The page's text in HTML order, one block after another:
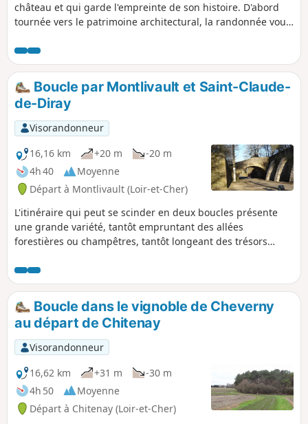
château et qui garde l'empreinte de son histoire. D'abord
tournée vers le patrimoine architectural, la randonnée vous
des cultures maraichères.
Boucle par Montlivault et Saint-Claude-
de-Diray
Visorandonneur
16,16 km
+20 m
-20 m
4h 40
Moyenne
Départ à Montlivault (Loir-et-Cher)
L'itinéraire qui peut se scinder en deux boucles présente
une grande variété, tantôt empruntant des allées
forestières ou champêtres, tantôt longeant des trésors
Boucle dans le vignoble de Cheverny
au départ de Chitenay
Visorandonneur
16,62 km
+31 m
-30 m
4h 50
Moyenne
Départ à Chitenay (Loir-et-Cher)